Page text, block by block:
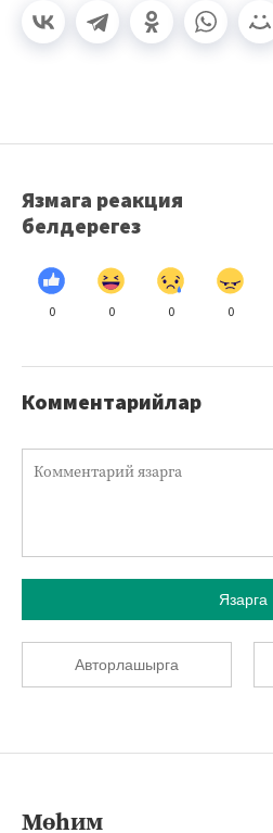
Язмага реакция
белдерегез
0 0 0 0
Комментарийлар
Язарга
Авторлашырга
Мөһим